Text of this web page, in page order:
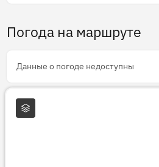
Погода на маршруте
Данные о погоде недоступны